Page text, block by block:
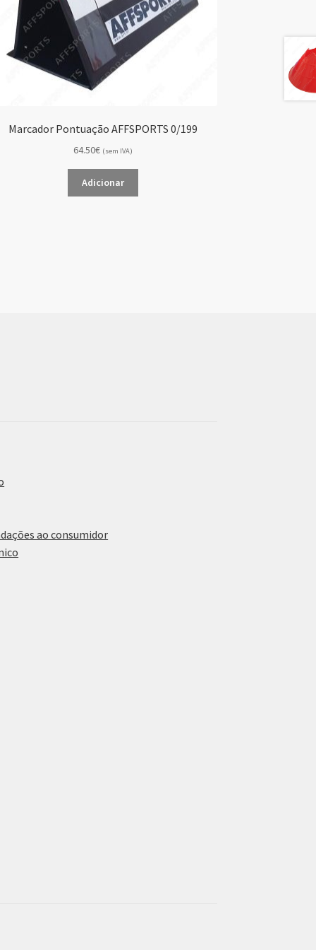
Marcador Pontuação AFFSPORTS 0/199
64.50€ (sem IVA)
Adicionar
ao consumidor